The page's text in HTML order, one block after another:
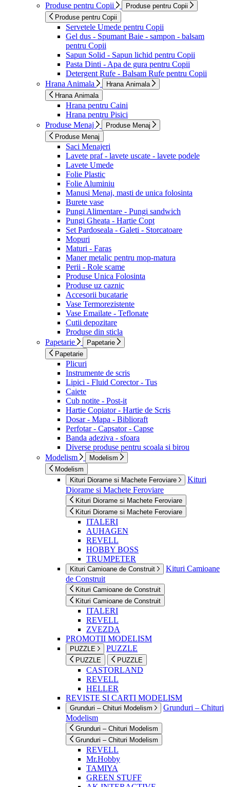
Produse pentru Copii
Produse pentru Copii
Produse pentru Copii
Servetele Umede pentru Copii
Gel dus - Spumant Baie - sampon - balsam
pentru Copii
Sapun Solid - Sapun lichid pentru Copii
Pasta Dinti - Apa de gura pentru Copii
Detergent Rufe - Balsam Rufe pentru Copii
Hrana Animala
Hrana Animala
Hrana Animala
Hrana pentru Caini
Hrana pentru Pisici
Produse Menaj
Produse Menaj
Produse Menaj
Saci Menajeri
Lavete praf - lavete uscate - lavete podele
Lavete Umede
Folie Plastic
Folie Aluminiu
Manusi Menaj, masti de unica folosinta
Burete vase
Pungi Alimentare - Pungi sandwich
Pungi Gheata - Hartie Copt
Set Pardoseala - Galeti - Storcatoare
Mopuri
Maturi - Faras
Maner metalic pentru mop-matura
Perii - Role scame
Produse Unica Folosinta
Produse uz caznic
Accesorii bucatarie
Vase Termorezistente
Vase Emailate - Teflonate
Cutii depozitare
Produse din sticla
Papetarie
Papetarie
Papetarie
Plicuri
Instrumente de scris
Lipici - Fluid Corector - Tus
Caiete
Cub notite - Post-it
Hartie Copiator - Hartie de Scris
Dosar - Mapa - Biblioraft
Perfotar - Capsator - Capse
Banda adeziva - sfoara
Diverse produse pentru scoala si birou
Modelism
Modelism
Modelism
Kituri Diorame si Machete Feroviare
Kituri
Diorame si Machete Feroviare
Kituri Diorame si Machete Feroviare
Kituri Diorame si Machete Feroviare
ITALERI
AUHAGEN
REVELL
HOBBY BOSS
TRUMPETER
Kituri Camioane de Construit
Kituri Camioane
de Construit
Kituri Camioane de Construit
Kituri Camioane de Construit
ITALERI
REVELL
ZVEZDA
PROMOTII MODELISM
PUZZLE PUZZLE
PUZZLE PUZZLE
CASTORLAND
REVELL
HELLER
REVISTE SI CARTI MODELISM
Grunduri – Chituri Modelism
Grunduri – Chituri
Modelism
Grunduri – Chituri Modelism
Grunduri – Chituri Modelism
REVELL
Mr.Hobby
TAMIYA
GREEN STUFF